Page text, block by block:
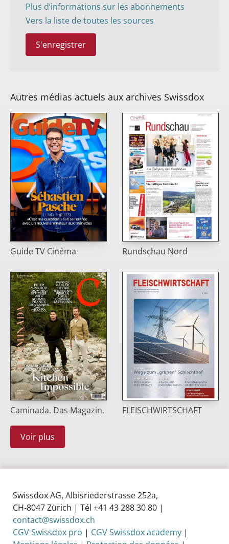
Plus d’informations sur les abonnements
Vers la liste de toutes les sources
S'enregistrer
Autres médias actuels aux archives Swissdox
Guide TV Cinéma Rundschau Nord
Caminada. Das Magazin. FLEISCHWIRTSCHAFT
Voir plus
Swissdox AG, Albisriederstrasse 252a,
CH‑8047 Zürich | Tél +41 43 288 30 80 |
contact@swissdox.ch
CGV Swissdox pro | CGV Swissdox academy |